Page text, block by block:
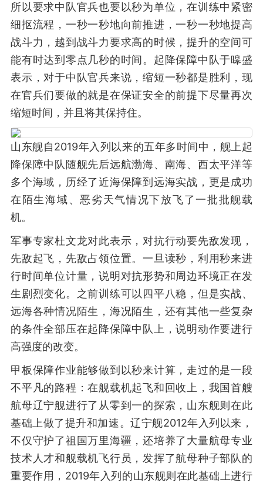
所以要求中队官兵也要以秒为单位，在训练中紧密
细抠流程，一秒一秒地向前推进，一秒一秒地提高
战斗力，越到战斗力要求高的时候，提升的空间可
能有时达到零点几秒的时间。起降保障中队于暤盛
表示，对于中队官兵来说，缩短一秒都是胜利，现
在官兵们要做的就是在保证安全的前提下尽量再次
缩短时间，并且将其保持住。
山东舰自2019年入列以来的五年多时间中，舰上起
降保障中队随舰先后远航渤海、南海、西太平洋等
多个海域，历经了近海保障到远海实战，更是成功
在陌生海域、恶劣天气情况下放飞了一批批舰载
机。
军事专家杜文龙对此表示，对抗行动要先敌发现，
先敌起飞，先敌占领位置。一旦读秒，利用秒来进
行时间单位计量，说明对抗形势和周边环境正在发
生剧烈变化。之前训练可以四平八稳，但是实战、
远海各种情况陌生，海况陌生，还有其他一些复杂
的条件全部压在起降保障中队上，说明动作要进行
高强度的改变。
甲板保障作业能够做到以秒来计算，走过的是一段
不平凡的路程：在舰载机起飞和回收上，我国首艘
航母辽宁舰进行了从零到一的探索，山东舰则在此
基础上做了提升和加速。辽宁舰2012年入列以来，
不仅守护了祖国万里海疆，还培养了大量航母专业
技术人才和舰载机飞行员，发挥了航母种子部队的
重要作用，2019年入列的山东舰则在此基础上进行